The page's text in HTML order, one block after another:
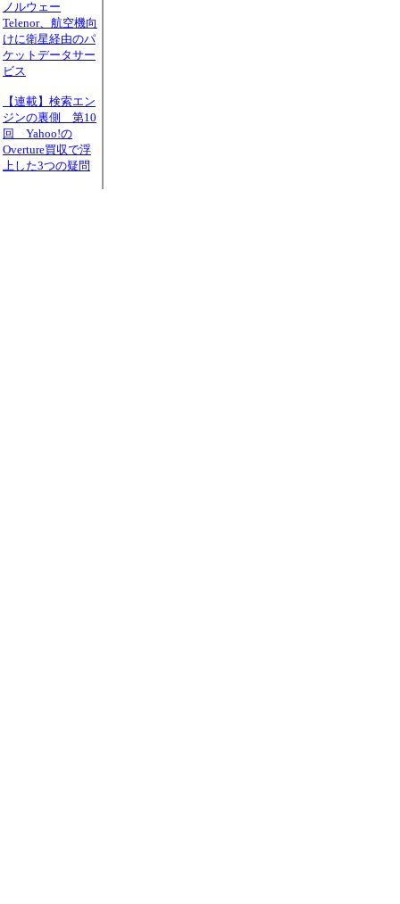
ノルウェー
Telenor、航空機向
けに衛星経由のパ
ケットデータサー
ビス
【連載】検索エン
ジンの裏側 第10
回 Yahoo!の
Overture買収で浮
上した3つの疑問